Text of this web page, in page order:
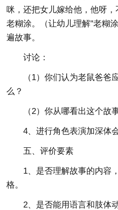
咪，还把女儿嫁给他，他呀
老糊涂。（让幼儿理解"老糊
遍故事。
讨论：
（1）你们认为老鼠爸爸
么？
（2）你从哪看出这个故
4、进行角色表演加深体会
五、评价要素
1、是否理解故事的内容
格。
2、是否能用语言和肢体